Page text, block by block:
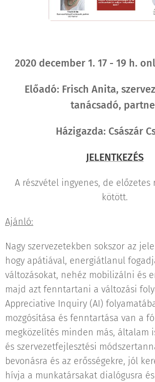
2020 december 1. 17 - 19 h.
Előadó: Frisch Anita,
tanácsadó,
Házigazda: Császár
JELENTKEZÉS
A részvétel ingyenes, de előzetes
kötött.
Ajánló:
Nagy szervezetekben sokszor az
hogy apátiával, energiátlanul
változásokat, nehéz mobilizálni és
majd azt fenntartani a változási
Appreciative Inquiry (AI)
mozgósítása és fenntartása van a
megközelítés minden más, általam
és szervezetfejlesztési
bevonásra és az erősségekre, jól
hívja a munkatársakat dialógusra